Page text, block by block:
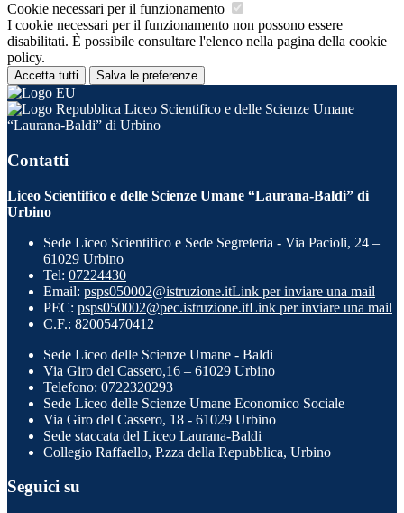
Cookie necessari per il funzionamento
I cookie necessari per il funzionamento non possono essere
disabilitati. È possibile consultare l'elenco nella pagina della cookie
policy.
Accetta tutti Salva le preferenze
Liceo Scientifico e delle Scienze Umane
“Laurana-Baldi” di Urbino
Contatti
Liceo Scientifico e delle Scienze Umane “Laurana-Baldi” di
Urbino
Sede Liceo Scientifico e Sede Segreteria - Via Pacioli, 24 –
61029 Urbino
Tel: 07224430
Email: psps050002@istruzione.itLink per inviare una mail
PEC: psps050002@pec.istruzione.itLink per inviare una mail
C.F.: 82005470412
Sede Liceo delle Scienze Umane - Baldi
Via Giro del Cassero,16 – 61029 Urbino
Telefono: 0722320293
Sede Liceo delle Scienze Umane Economico Sociale
Via Giro del Cassero, 18 - 61029 Urbino
Sede staccata del Liceo Laurana-Baldi
Collegio Raffaello, P.zza della Repubblica, Urbino
Seguici su